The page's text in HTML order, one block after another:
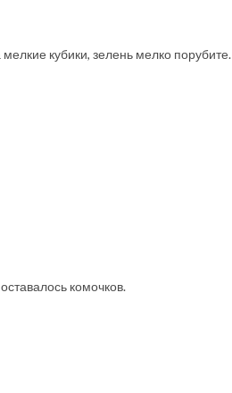
кубики, зелень мелко порубите.
комочков.